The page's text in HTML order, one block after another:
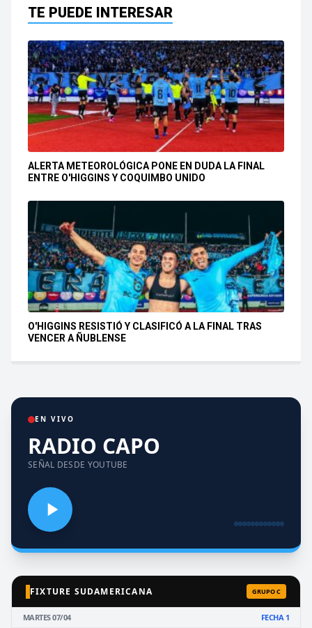
TE PUEDE INTERESAR
ALERTA METEOROLÓGICA PONE EN DUDA LA FINAL
ENTRE O'HIGGINS Y COQUIMBO UNIDO
O'HIGGINS RESISTIÓ Y CLASIFICÓ A LA FINAL TRAS
VENCER A ÑUBLENSE
EN VIVO
RADIO CAPO
SEÑAL DESDE YOUTUBE
FIXTURE SUDAMERICANA GRUPO C
MARTES 07/04 FECHA 1